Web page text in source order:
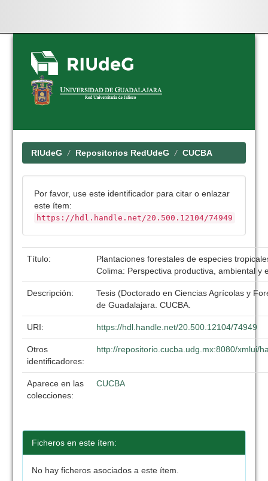
Skip
navigation
RIUdeG Repositorios RedUdeG CUCBA
Por favor, use este identificador para citar o enlazar
este ítem:
https://hdl.handle.net/20.500.12104/74949
Título:
Plantaciones forestales de especies
Colima: Perspectiva productiva, ambiental y
Descripción:
Tesis (Doctorado en Ciencias Agrícolas y
de Guadalajara. CUCBA.
URI: https://hdl.handle.net/20.500.12104/74949
Otros
identificadores:
http://repositorio.cucba.udg.mx:8080/xmlui/
Aparece en las
colecciones:
CUCBA
Ficheros en este ítem:
No hay ficheros asociados a este ítem.